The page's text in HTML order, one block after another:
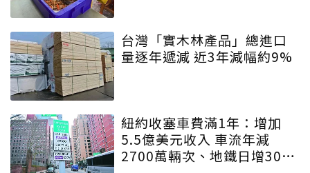
台灣「實木林產品」總進口
量逐年遞減 近3年減幅約9%
紐約收塞車費滿1年：增加
5.5億美元收入 車流年減
2700萬輛次、地鐵日增30萬